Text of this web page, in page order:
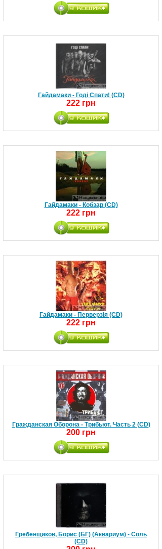
Гайдамаки - Годі Спати! (CD)
222 грн
Гайдамаки - Кобзар (CD)
222 грн
Гайдамаки - Перверзія (CD)
222 грн
Гражданская Oборона - Трибьют. Часть 2 (CD)
200 грн
Гребенщиков, Борис (БГ) (Аквариум) - Соль
(CD)